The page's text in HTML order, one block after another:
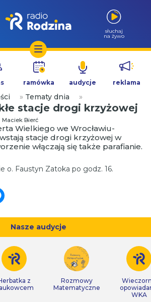
słuchaj
na żywo
ramówka audycje reklama
» Tematy dnia »
stacje drogi krzyżowej
Maciek Bierć
Wielkiego we Wrocławiu-
stacje drogi krzyżowej w
włączają się także parafianie.
o. Faustyn Zatoka po godz. 16.
Nasze audycje
z
Rozmowy
Matematyczne
WKA